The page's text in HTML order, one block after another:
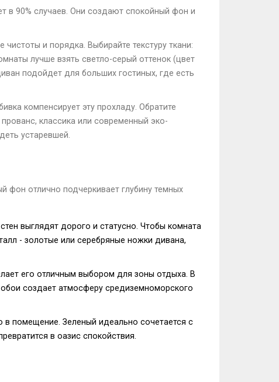
в 90% случаев. Они создают спокойный фон и
и порядка. Выбирайте текстуру ткани:
лучше взять светло-серый оттенок (цвет
подойдет для больших гостиных, где есть
компенсирует эту прохладу. Обратите
классика или современный эко-
устаревшей.
фон отлично подчеркивает глубину темных
выглядят дорого и статусно. Чтобы комната
- золотые или серебряные ножки дивана,
его отличным выбором для зоны отдыха. В
создает атмосферу средиземноморского
помещение. Зеленый идеально сочетается с
в оазис спокойствия.